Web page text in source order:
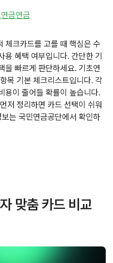
체크카드를 고를 때 핵심은 수
용 혜택 여부입니다. 간단한 기
을 빠르게 판단하세요. 기초연
목 기본 체크리스트입니다. 각
용이 줄어들 확률이 높습니다.
저 정리하면 카드 선택이 쉬워
는 국민연금공단에서 확인하
맞춤 카드 비교